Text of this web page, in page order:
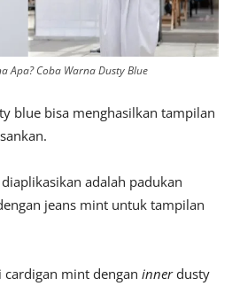
Apa? Coba Warna Dusty Blue
blue bisa menghasilkan tampilan
adalah padukan
jeans mint untuk tampilan
cardigan mint dengan innerdusty